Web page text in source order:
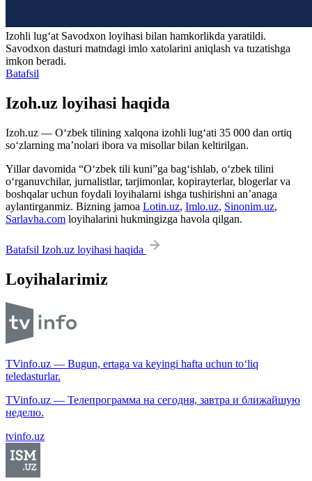
Izohli lugʻat Savodxon loyihasi bilan hamkorlikda yaratildi.
Savodxon dasturi matndagi imlo xatolarini aniqlash va tuzatishga
imkon beradi.
Batafsil
Izoh.uz loyihasi haqida
Izoh.uz — O‘zbek tilining xalqona izohli lug‘ati 35 000 dan ortiq
so‘zlarning ma’nolari ibora va misollar bilan keltirilgan.
Yillar davomida “O‘zbek tili kuni”ga bag‘ishlab, o‘zbek tilini
o‘rganuvchilar, jurnalistlar, tarjimonlar, kopirayterlar, blogerlar va
boshqalar uchun foydali loyihalarni ishga tushirishni an’anaga
aylantirganmiz. Bizning jamoa Lotin.uz, Imlo.uz, Sinonim.uz,
Sarlavha.com loyihalarini hukmingizga havola qilgan.
Batafsil Izoh.uz loyihasi haqida
Loyihalarimiz
TVinfo.uz — Bugun, ertaga va keyingi hafta uchun to‘liq
teledasturlar.
TVinfo.uz — Телепрограмма на сегодня, завтра и ближайшую
неделю.
tvinfo.uz